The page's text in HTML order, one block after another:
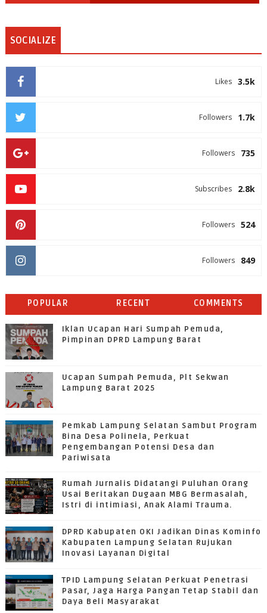
SOCIALIZE
3.5k
Likes
1.7k
Followers
735
Followers
2.8k
Subscribes
524
Followers
849
Followers
POPULAR RECENT COMMENTS
Iklan Ucapan Hari Sumpah Pemuda,
Pimpinan DPRD Lampung Barat
Ucapan Sumpah Pemuda, Plt Sekwan
Lampung Barat 2025
Pemkab Lampung Selatan Sambut Program
Bina Desa Polinela, Perkuat
Pengembangan Potensi Desa dan
Pariwisata
Rumah Jurnalis Didatangi Puluhan Orang
Usai Beritakan Dugaan MBG Bermasalah,
Istri di intimiasi, Anak Alami Trauma.
DPRD Kabupaten OKI Jadikan Dinas Kominfo
Kabupaten Lampung Selatan Rujukan
Inovasi Layanan Digital
TPID Lampung Selatan Perkuat Penetrasi
Pasar, Jaga Harga Pangan Tetap Stabil dan
Daya Beli Masyarakat